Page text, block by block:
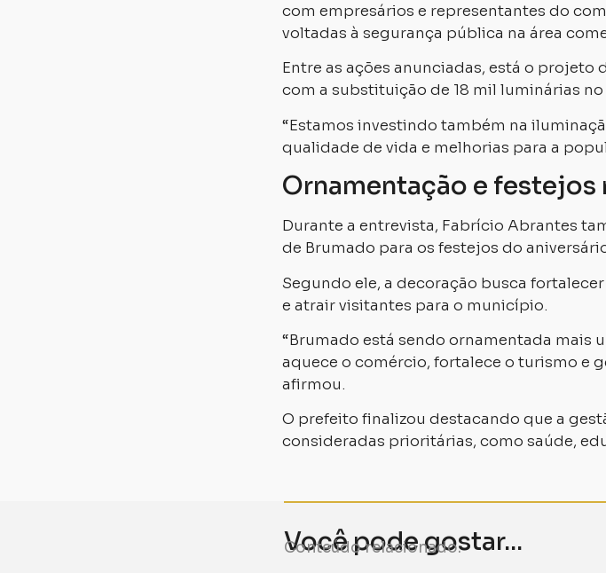
com empresários e representantes do
voltadas à segurança pública na área
Entre as ações anunciadas, está o
com a substituição de 18 mil luminárias
“Estamos investindo também na
qualidade de vida e melhorias para a
Ornamentação e
Durante a entrevista, Fabrício Abrantes
de Brumado para os festejos do
Segundo ele, a decoração busca
e atrair visitantes para o município.
“Brumado está sendo ornamentada mais
aquece o comércio, fortalece o turismo e
afirmou.
O prefeito finalizou destacando que a
consideradas prioritárias, como saúde,
Você pode gostar...
Conteúdo relacionado.